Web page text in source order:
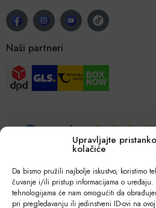
Upravljajte
kolačiće
Da bismo pružili najbolje iskustvo, koristimo
čuvanje i/ili pristup informacijama o uređaju.
tehnologijama će nam omogućiti da
pri pregledavanju ili jedinstveni ID-ovi na
Naši partneri